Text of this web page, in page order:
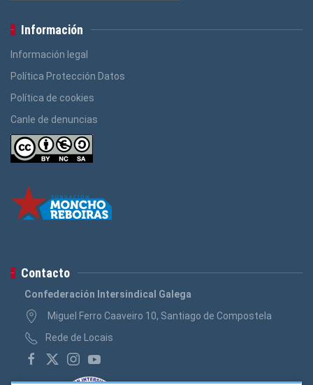
Información
Información legal
Política Protección Datos
Política de cookies
Canle de denuncias
Contacto
Confederación Intersindical Galega
Miguel Ferro Caaveiro 10, Santiago de Compostela
Rede de Locais